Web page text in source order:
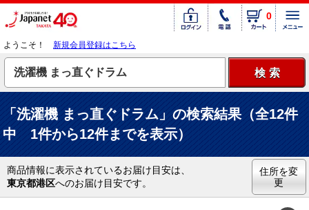
0
ようこそ！ 新規会員登録はこちら
「洗濯機 まっ直ぐドラム」の検索結果（全12件
中 1件から12件までを表示）
商品情報に表示されているお届け目安は、
東京都港区へのお届け目安です。
住所を変
更